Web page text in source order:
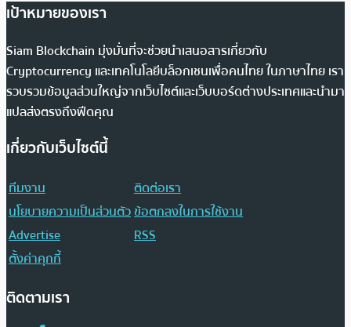
เป้าหมายของเรา
Siam Blockchain มุ่งมั่นที่จะช่วยนำเสนอสารเกี่ยวกับ
Cryptocurrency และเทคโนโลยีบล็อกเชนเพื่อคนไทย ในภาษาไทย เรา
รวบรวมข้อมูลส่วนใหญ่จากเว็บไซต์และเว็บบอร์ดต่างประเทศและนำมา
แปลส่งตรงถึงฟีดคุณ
เกี่ยวกับเว็บไซต์นี้
ทีมงาน
ติดต่อเรา
นโยบายความเป็นส่วนตัวข้อตกลงในการใช้งาน
Advertise
RSS
ตั้งค่าคุกกี้
ติดตามเรา